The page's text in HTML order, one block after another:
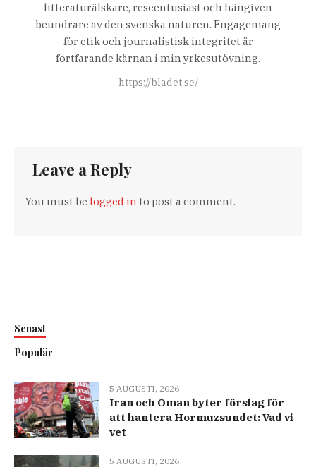
litteraturälskare, reseentusiast och hängiven
beundrare av den svenska naturen. Engagemang
för etik och journalistisk integritet är
fortfarande kärnan i min yrkesutövning.
https://bladet.se/
Leave a Reply
You must belogged in to post a comment.
Senast
Populär
5 AUGUSTI, 2026
Iran och Oman byter förslag för
att hantera Hormuzsundet: Vad vi
vet
5 AUGUSTI, 2026